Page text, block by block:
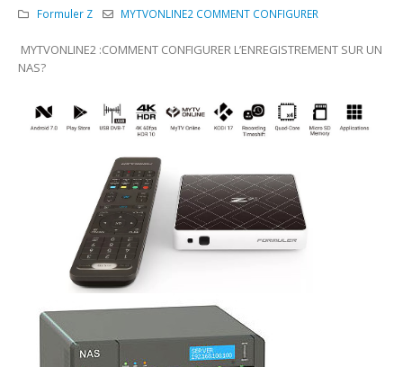
Formuler Z MYTVONLINE2 COMMENT CONFIGURER
MYTVONLINE2 :COMMENT CONFIGURER L’ENREGISTREMENT SUR UN
NAS?